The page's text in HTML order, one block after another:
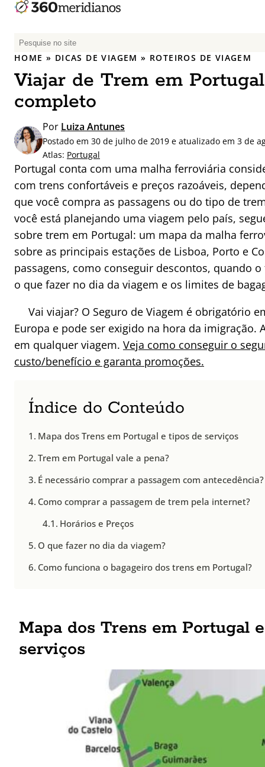
P
e
q
u
i
a
r
p
o
:
HOME » DICAS DE VIAGEM » ROTEIROS DE VIAGEM
Viajar de Trem em
completo
Por Luiza Antunes
Postado em 30 de julho de 2019 e atualizado em 3 de
Atlas: Portugal
Portugal conta com uma malha ferroviária
com trens confortáveis e preços razoáveis,
que você compra as passagens ou do tipo de
você está planejando uma viagem pelo país,
sobre trem em Portugal: um mapa da malha
sobre as principais estações de Lisboa, Porto e
passagens, como conseguir descontos, quando
o que fazer no dia da viagem e os limites de
Vai viajar? O Seguro de Viagem é obrigatório
Europa e pode ser exigido na hora da imigração.
em qualquer viagem. Veja como conseguir o
custo/benefício e garanta promoções.
Índice do Conteúdo
Mapa dos Trens em Portugal e tipos de serviços
Trem em Portugal vale a pena?
É necessário comprar a passagem com antecedência?
Como comprar a passagem de trem pela internet?
Horários e Preços
O que fazer no dia da viagem?
Como funciona o bagageiro dos trens em Portugal?
Mapa dos Trens em Portugal
serviços